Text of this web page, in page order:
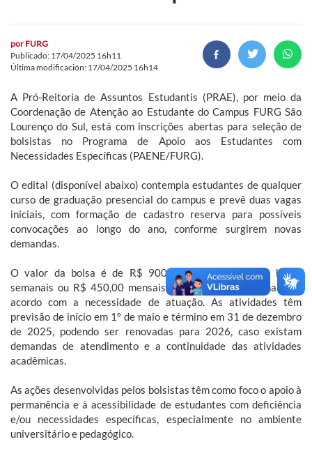
por FURG
Publicado: 17/04/2025 16h11
Última modificación: 17/04/2025 16h14
A Pró-Reitoria de Assuntos Estudantis (PRAE), por meio da
Coordenação de Atenção ao Estudante do Campus FURG São
Lourenço do Sul, está com inscrições abertas para seleção de
bolsistas no Programa de Apoio aos Estudantes com
Necessidades Específicas (PAENE/FURG).
O edital (disponível abaixo) contempla estudantes de qualquer
curso de graduação presencial do campus e prevê duas vagas
iniciais, com formação de cadastro reserva para possíveis
convocações ao longo do ano, conforme surgirem novas
demandas.
O valor da bolsa é de R$ 900,00 mensais para 20 horas
semanais ou R$ 450,00 mensais para 10 horas semanais, de
acordo com a necessidade de atuação. As atividades têm
previsão de início em 1º de maio e término em 31 de dezembro
de 2025, podendo ser renovadas para 2026, caso existam
demandas de atendimento e a continuidade das atividades
acadêmicas.
As ações desenvolvidas pelos bolsistas têm como foco o apoio à
permanência e à acessibilidade de estudantes com deficiência
e/ou necessidades específicas, especialmente no ambiente
universitário e pedagógico.